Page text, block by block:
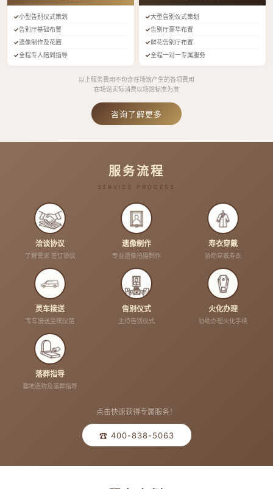
小型告别仪式策划
告别厅基础布置
遗像制作及花圈
全程专人陪同指导
大型告别仪式策划
告别厅豪华布置
鲜花告别厅布置
全程一对一专属服务
以上服务费用不包含在场馆产生的各项费用
在场馆实际消费以场馆标准为准
咨询了解更多
服务流程
SERVICE PROCESS
洽谈协议
了解需求 签订协议
遗像制作
专业遗像拍摄制作
寿衣穿戴
协助穿戴寿衣
灵车接送
专车接送至殡仪馆
告别仪式
主持告别仪式
火化办理
协助办理火化手续
落葬指导
墓地选购及落葬指导
点击快速获得专属服务！
☎ 400-838-5063